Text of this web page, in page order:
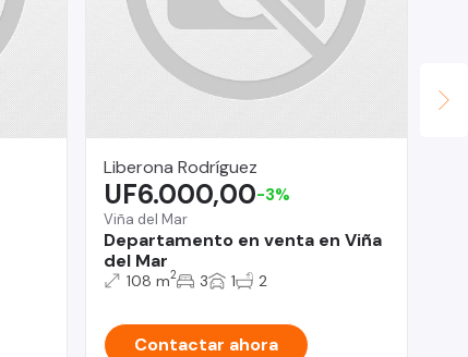
Liberona Rodríguez
Viña del Mar
Departamento en venta en Viña
del Mar
UF6.000,00-3%
108 m2 3 1 2
Contactar ahora